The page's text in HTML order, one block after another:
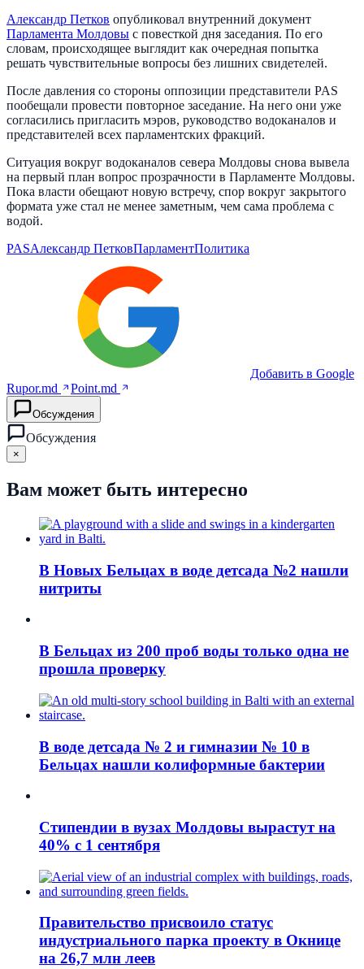
Александр Петков опубликовал внутренний документ
Парламента Молдовы с повесткой дня заседания. По его
словам, происходящее выглядит как очередная попытка
решать чувствительные вопросы без лишних свидетелей.
После давления со стороны оппозиции представители PAS
пообещали провести повторное заседание. На него они уже
согласились пригласить мэров, руководство водоканалов и
представителей всех парламентских фракций.
Ситуация вокруг водоканалов севера Молдовы снова вывела
на первый план вопрос прозрачности в Парламенте Молдовы.
Пока власти обещают новую встречу, спор вокруг закрытого
формата уже стал не менее заметным, чем сама проблема с
водой.
PASАлександр ПетковПарламентПолитика
Добавить в Google
Rupor.md
Point.md
Обсуждения
Обсуждения
×
Вам может быть интересно
В Новых Бельцах в воде детсада №2 нашли
нитриты
В Бельцах из 200 проб воды только одна не
прошла проверку
В воде детсада № 2 и гимназии № 10 в
Бельцах нашли колиформные бактерии
Стипендии в вузах Молдовы вырастут на
40% с 1 сентября
Правительство присвоило статус
индустриального парка проекту в Окнице
на 26,7 млн леев